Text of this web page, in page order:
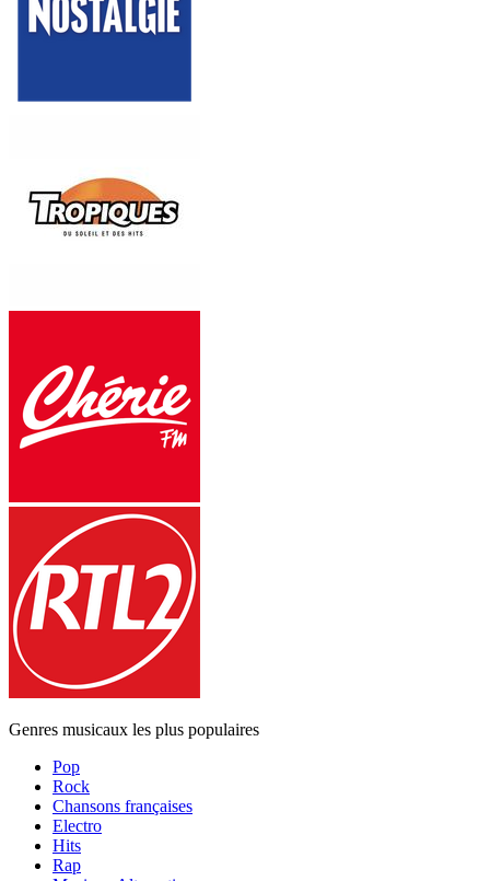
Genres musicaux les plus populaires
Pop
Rock
Chansons françaises
Electro
Hits
Rap